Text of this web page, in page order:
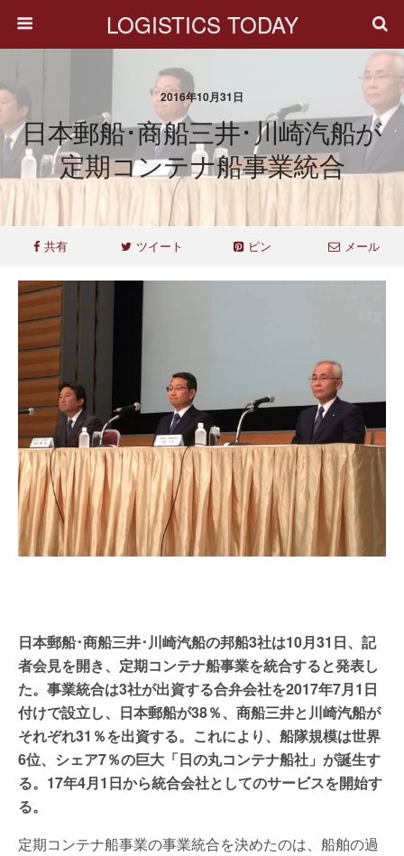
LOGISTICS TODAY
2016年10月31日
日本郵船･商船三井･川崎汽船が
定期コンテナ船事業統合
共有 ツイート ピン メール
日本郵船･商船三井･川崎汽船の邦船3社は10月31日、記
者会見を開き、定期コンテナ船事業を統合すると発表し
た。事業統合は3社が出資する合弁会社を2017年7月1日
付けで設立し、日本郵船が38％、商船三井と川崎汽船が
それぞれ31％を出資する。これにより、船隊規模は世界
6位、シェア7％の巨大「日の丸コンテナ船社」が誕生す
る。17年4月1日から統合会社としてのサービスを開始す
る。
定期コンテナ船事業の事業統合を決めたのは、船舶の過